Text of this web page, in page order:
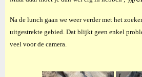
Na de lunch gaan we weer verder met het
uitgestrekte gebied. Dat blijkt geen enkel
veel voor de camera.